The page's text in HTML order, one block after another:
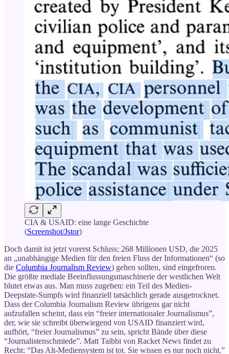
CIA & USAID: eine lange Geschichte
(Screenshot/Jstor)
Doch damit ist jetzt vorerst Schluss: 268 Millionen USD, die 2025
an „unabhängige Medien für den freien Fluss der Informationen“ (so
die Columbia Journalism Review) gehen sollten, sind eingefroren.
Die größte mediale Beeinflussungsmaschinerie der westlichen Welt
blutet etwas aus. Man muss zugeben: ein Teil des Medien-
Deepstate-Sumpfs wird finanziell tatsächlich gerade ausgetrocknet.
Dass der Columbia Journalism Review übrigens gar nicht
aufzufallen scheint, dass ein “freier internationaler Journalismus”,
der, wie sie schreibt überwiegend von USAID finanziert wird,
aufhört, “freier Journalismus” zu sein, spricht Bände über diese
“Journalistenschmiede”. Matt Taibbi von Racket News findet zu
Recht: “Das Alt-Mediensystem ist tot. Sie wissen es nur noch nicht.”